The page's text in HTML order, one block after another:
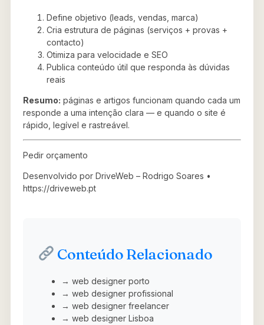
Define objetivo (leads, vendas, marca)
Cria estrutura de páginas (serviços + provas +
contacto)
Otimiza para velocidade e SEO
Publica conteúdo útil que responda às dúvidas
reais
Resumo: páginas e artigos funcionam quando cada um
responde a uma intenção clara — e quando o site é
rápido, legível e rastreável.
Pedir orçamento
Desenvolvido por DriveWeb – Rodrigo Soares •
https://driveweb.pt
Conteúdo Relacionado
→ web designer porto
→ web designer profissional
→ web designer freelancer
→ web designer Lisboa